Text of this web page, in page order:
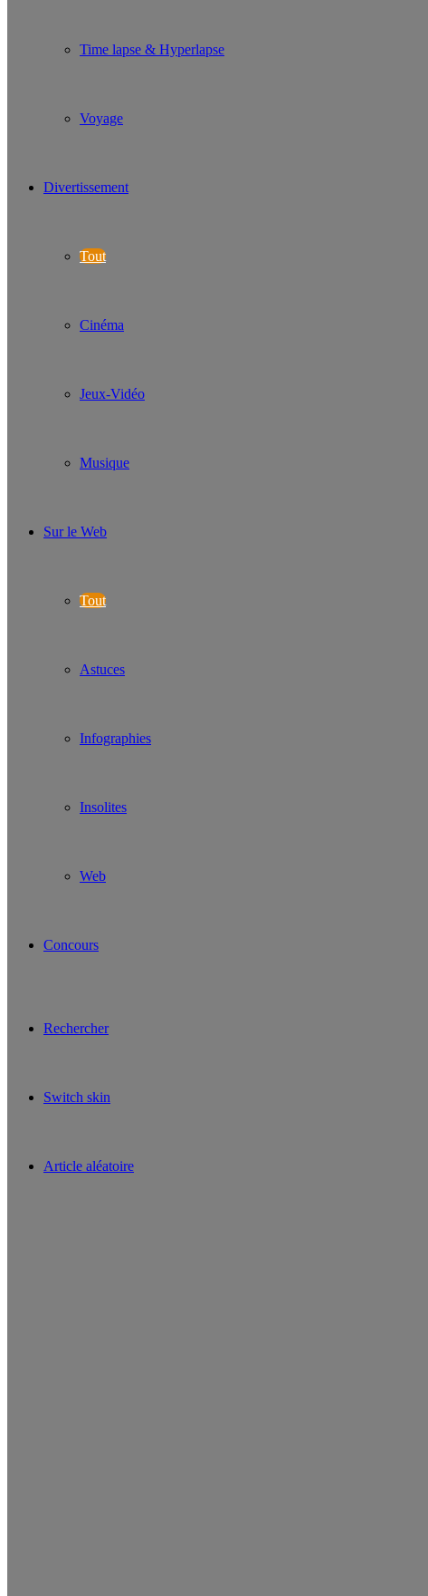
Time lapse & Hyperlapse
Voyage
Divertissement
Tout
Cinéma
Jeux-Vidéo
Musique
Sur le Web
Tout
Astuces
Infographies
Insolites
Web
Concours
Rechercher
Switch skin
Article aléatoire